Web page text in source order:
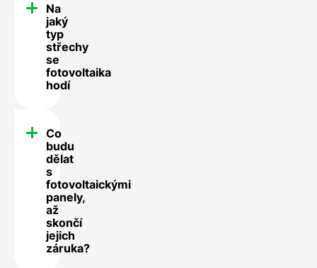
Na
jaký
typ
střechy
se
fotovoltaika
hodí
Co
budu
dělat
s
fotovoltaickými
panely,
až
skončí
jejich
záruka?